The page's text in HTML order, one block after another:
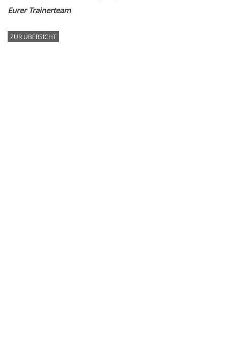
Eurer Trainerteam
ZUR ÜBERSICHT